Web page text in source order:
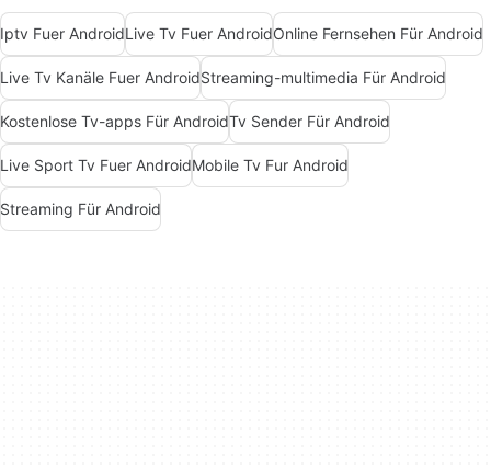
Iptv Fuer AndroidLive Tv Fuer AndroidOnline Fernsehen Für Android
Live Tv Kanäle Fuer AndroidStreaming-multimedia Für Android
Kostenlose Tv-apps Für AndroidTv Sender Für Android
Live Sport Tv Fuer AndroidMobile Tv Fur Android
Streaming Für Android